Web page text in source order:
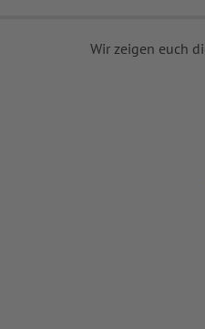
Wir zeigen euch